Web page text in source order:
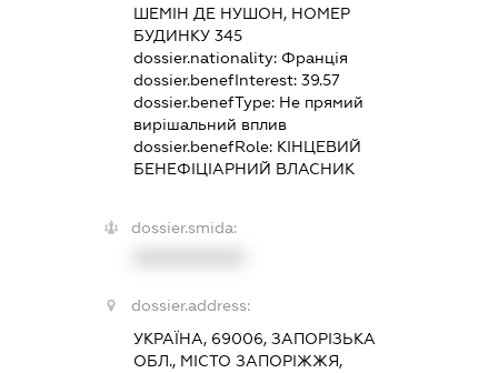
ШЕМІН ДЕ НУШОН, НОМЕР
БУДИНКУ 345
dossier.nationality: Франція
dossier.benefInterest:39.57
dossier.benefType: Не прямий
вирішальний вплив
dossier.benefRole: КІНЦЕВИЙ
БЕНЕФІЦІАРНИЙ ВЛАСНИК
dossier.smida:
dossier.address:
УКРАЇНА, 69006, ЗАПОРІЗЬКА
ОБЛ., МІСТО ЗАПОРІЖЖЯ,